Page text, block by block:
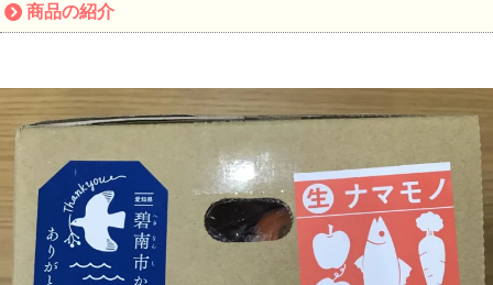
商品の紹介